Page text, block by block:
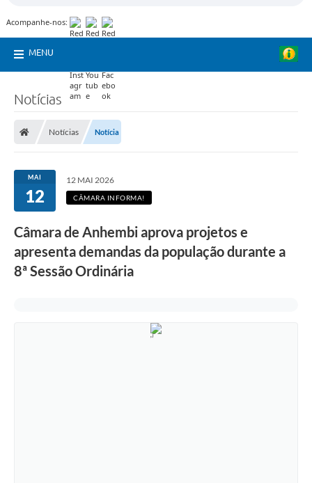
Acompanhe-nos:
MENU
Notícias
Notícias Notícia
MAI
12
12 MAI 2026
CÂMARA INFORMA!
Câmara de Anhembi aprova projetos e
apresenta demandas da população durante a
8ª Sessão Ordinária